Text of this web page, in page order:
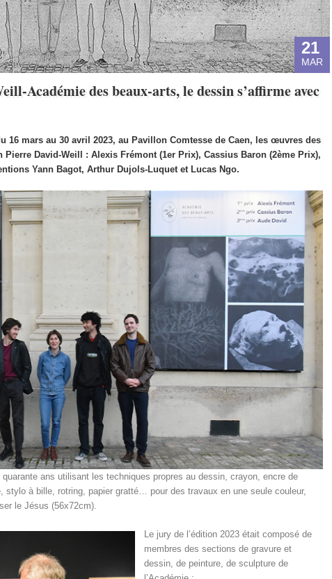
21
MAR
Académie des beaux-arts, le dessin s’affirme avec
16 mars au 30 avril 2023, au Pavillon Comtesse de Caen, les œuvres des
Pierre David-Weill : Alexis Frémont (1er Prix), Cassius Baron (2ème Prix),
Yann Bagot, Arthur Dujols-Luquet et Lucas Ngo.
ans utilisant les techniques propres au dessin, crayon, encre de
stylo à bille, rotring, papier gratté… pour des travaux en une seule couleur,
le Jésus (56x72cm).
Le jury de l’édition 2023 était composé de
membres des sections de gravure et
dessin, de peinture, de sculpture de